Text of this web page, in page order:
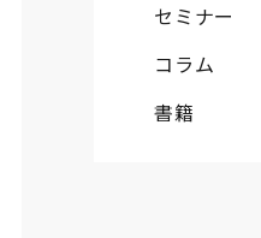
セミナー
コラム
書籍